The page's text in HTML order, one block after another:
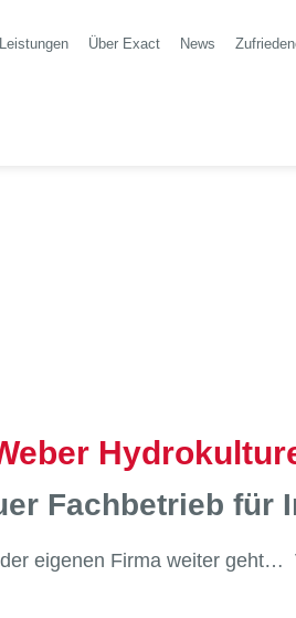
Leistungen Über Exact News
Fachbetrieb für
eigenen Firma weiter